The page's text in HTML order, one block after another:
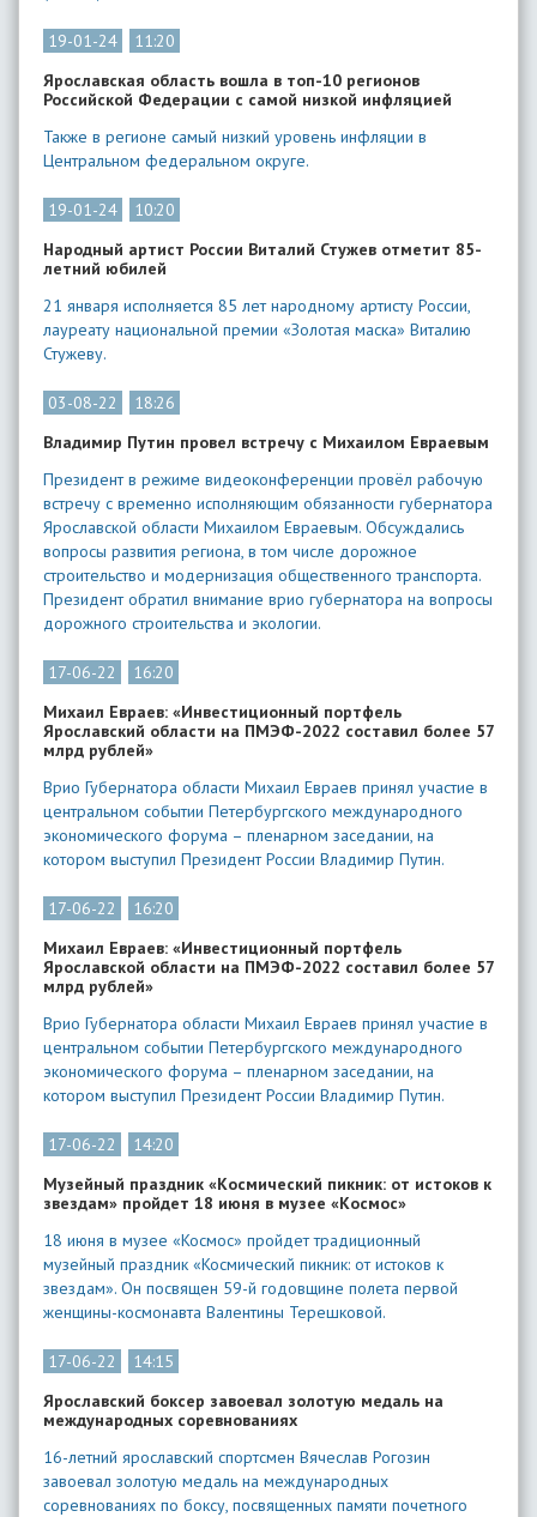
19-01-24
11:20
Ярославская область вошла в топ-10 регионов
Российской Федерации с самой низкой инфляцией
​Также в регионе самый низкий уровень инфляции в
Центральном федеральном округе.
19-01-24
10:20
​Народный артист России Виталий Стужев отметит 85-
летний юбилей
21 января исполняется 85 лет народному артисту России,
лауреату национальной премии «Золотая маска» Виталию
Стужеву.
03-08-22
18:26
Владимир Путин провел встречу с Михаилом Евраевым
Президент в режиме видеоконференции провёл рабочую
встречу с временно исполняющим обязанности губернатора
Ярославской области Михаилом Евраевым. Обсуждались
вопросы развития региона, в том числе дорожное
строительство и модернизация общественного транспорта.
Президент обратил внимание врио губернатора на вопросы
дорожного строительства и экологии.
17-06-22
16:20
​Михаил Евраев: «Инвестиционный портфель
Ярославский области на ПМЭФ-2022 составил более 57
млрд рублей»
Врио Губернатора области Михаил Евраев принял участие в
центральном событии Петербургского международного
экономического форума – пленарном заседании, на
котором выступил Президент России Владимир Путин.
17-06-22
16:20
​Михаил Евраев: «Инвестиционный портфель
Ярославской области на ПМЭФ-2022 составил более 57
млрд рублей»
Врио Губернатора области Михаил Евраев принял участие в
центральном событии Петербургского международного
экономического форума – пленарном заседании, на
котором выступил Президент России Владимир Путин.
17-06-22
14:20
​Музейный праздник «Космический пикник: от истоков к
звездам» пройдет 18 июня в музее «Космос»
18 июня в музее «Космос» пройдет традиционный
музейный праздник «Космический пикник: от истоков к
звездам». Он посвящен 59-й годовщине полета первой
женщины-космонавта Валентины Терешковой.
17-06-22
14:15
Ярославский боксер завоевал золотую медаль на
международных соревнованиях
16-летний ярославский спортсмен Вячеслав Рогозин
завоевал золотую медаль на международных
соревнованиях по боксу, посвященных памяти почетного